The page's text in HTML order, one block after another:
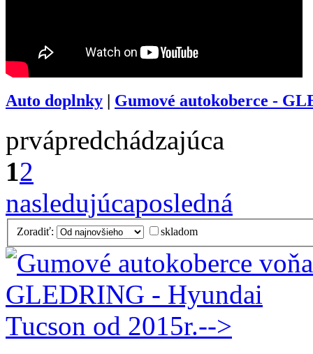
Auto doplnky Gumové autokoberce -
prvápredchádzajúca
12
nasledujúcaposledná
Zoradiť: skladom